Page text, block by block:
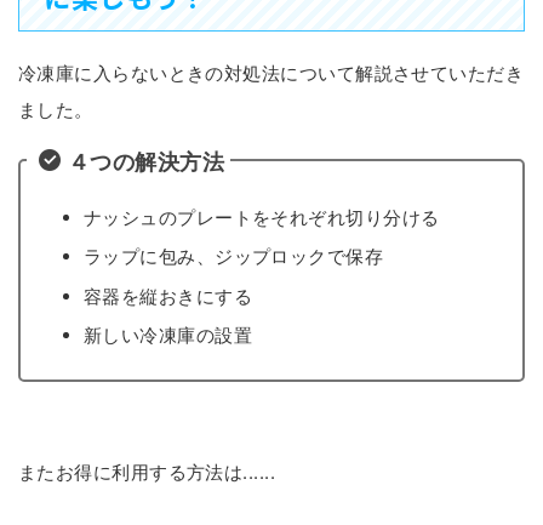
冷凍庫に入らないときの対処法について解説させていただき
ました。
４つの解決方法
ナッシュのプレートをそれぞれ切り分ける
ラップに包み、ジップロックで保存
容器を縦おきにする
新しい冷凍庫の設置
またお得に利用する方法は......